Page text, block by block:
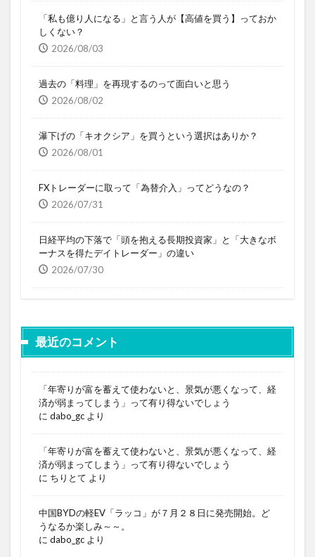
「私も億り人になる」と言う人が【高値を買う】っておか
しくない？
2026/08/03
過去の「料理」を再現するのって面白いと思う
2026/08/02
瀑下げの「キオクシア」を買うという選択はありか？
2026/08/01
FXトレーダーに取って「為替介入」ってどうなの？
2026/07/31
日経平均の下落で「頭を抱える長期投資家」と「大きなボ
ーナスを得たデイトレーダー」の違い
2026/07/30
最近のコメント
「年寄りが富を蓄えて使わないと、景気が悪くなって、経
済が弱まってしまう」って有り得ないでしょう
に dabo_gc より
「年寄りが富を蓄えて使わないと、景気が悪くなって、経
済が弱まってしまう」って有り得ないでしょう
に ちりとて より
中国BYDの軽EV「ラッコ」が７月２８日に発売開始。ど
うなるか楽しみ～～。
に dabo_gc より